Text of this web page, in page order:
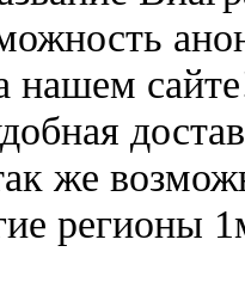
нашем
же
регионы